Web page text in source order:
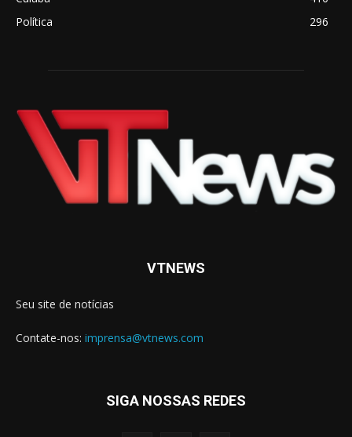
Política
296
VTNEWS
Seu site de notícias
Contate-nos: imprensa@vtnews.com
SIGA NOSSAS REDES